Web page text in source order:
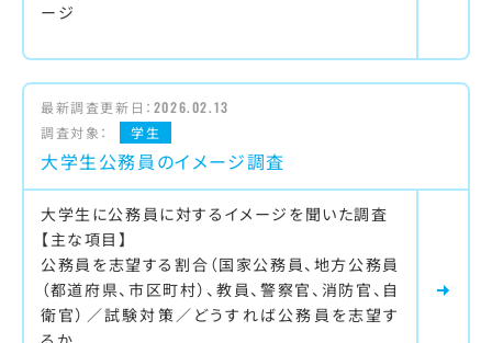
ージ
最新調査更新日： 2026.02.13
調査対象：
学生
大学生公務員のイメージ調査
大学生に公務員に対するイメージを聞いた調査
【主な項目】
公務員を志望する割合（国家公務員、地方公務員
（都道府県、市区町村）、教員、警察官、消防官、自
衛官）／試験対策／どうすれば公務員を志望す